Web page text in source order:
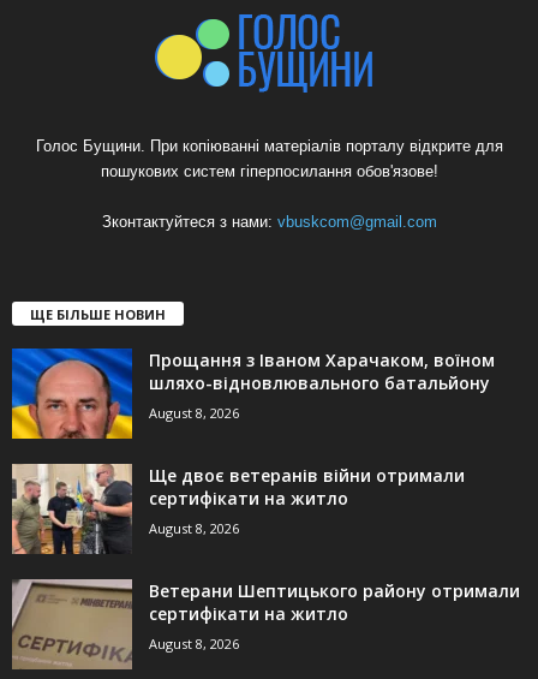
Голос Бущини. При копіюванні матеріалів порталу відкрите для
пошукових систем гіперпосилання обов'язове!
Зконтактуйтеся з нами: vbuskcom@gmail.com
ЩЕ БІЛЬШЕ НОВИН
Прощання з Іваном Харачаком, воїном
шляхо-відновлювального батальйону
August 8, 2026
Ще двоє ветеранів війни отримали
сертифікати на житло
August 8, 2026
Ветерани Шептицького району отримали
сертифікати на житло
August 8, 2026